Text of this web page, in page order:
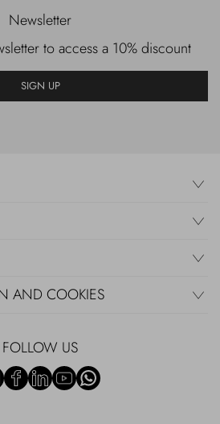
Newsletter
to access a 10% discount
SIGN UP
AND COOKIES
FOLLOW US